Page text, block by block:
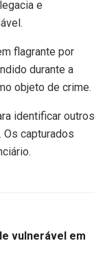
e
flagrante por
durante a
objeto de crime.
identificar outros
capturados
vulnerável em